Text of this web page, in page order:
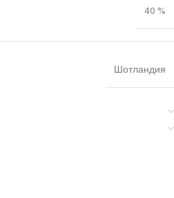
40 %
Шотландия